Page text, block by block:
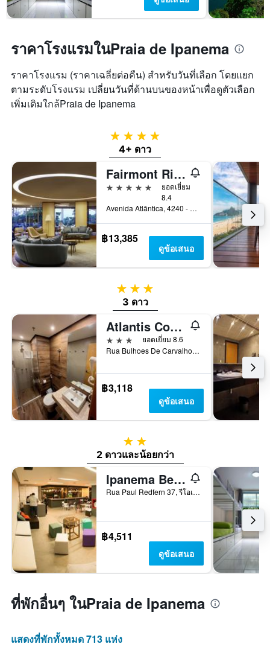
ราคาโรงแรมในPraia de Ipanema
ราคาโรงแรม (ราคาเฉลี่ยต่อคืน) สำหรับวันที่เลือก โดยแยก
ตามระดับโรงแรม เปลี่ยนวันที่ด้านบนของหน้าเพื่อดูตัวเลือก
เพิ่มเติมใกล้Praia de Ipanema
4 ดาว
4+ ดาว
Fairmont Rio de Janeiro Copacabana
5 ดาว
ยอดเยี่ยม
8.4
Avenida Atlântica, 4240 - Copacabana, รีโอเดจาเนโร, บราซิล
฿13,385
ดูข้อเสนอ
3 ดาว
3 ดาว
Atlantis Copacabana Hotel
3 ดาว
ยอดเยี่ยม 8.6
Rua Bulhoes De Carvalho 61 - Copacabana, รีโอเดจาเนโร, บราซิล
฿3,118
ดูข้อเสนอ
2 ดาว
2 ดาวและน้อยกว่า
Ipanema Beach Hostel
Rua Paul Redfern 37, รีโอเดจาเนโร, บราซิล
฿4,511
ดูข้อเสนอ
ที่พักอื่นๆ ในPraia de Ipanema
แสดงที่พักทั้งหมด 713 แห่ง